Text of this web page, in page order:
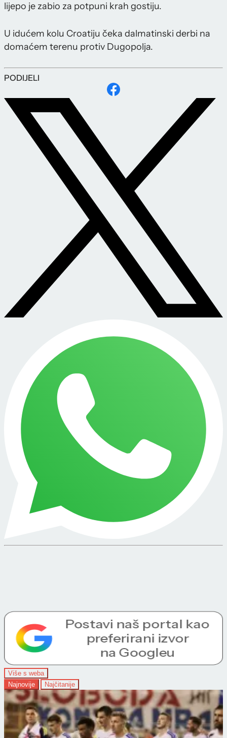
lijepo je zabio za potpuni krah gostiju.
U idućem kolu Croatiju čeka dalmatinski derbi na
domaćem terenu protiv Dugopolja.
PODIJELI
Više s weba
Najnovije
Najčitanije